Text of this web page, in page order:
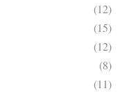
(12)
(15)
(12)
(8)
(11)